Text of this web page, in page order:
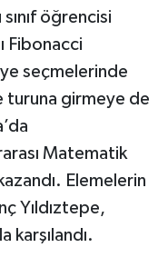
öğrencisi
Fibonacci
seçmelerinde
turuna girmeye de
Matematik
Elemelerin
Yıldıztepe,
karşılandı.